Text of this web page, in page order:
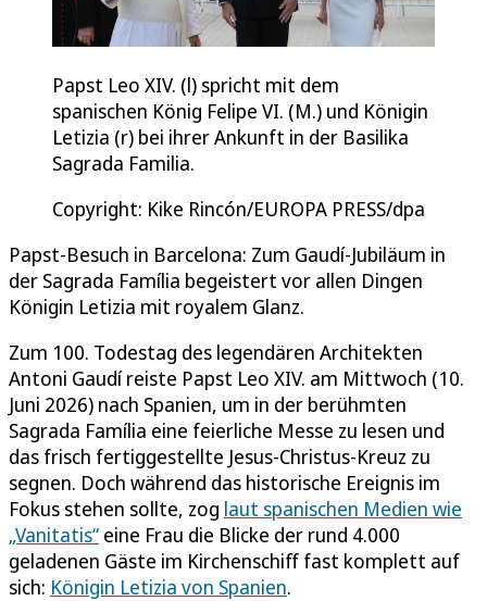
Papst Leo XIV. (l) spricht mit dem
spanischen König Felipe VI. (M.) und Königin
Letizia (r) bei ihrer Ankunft in der Basilika
Sagrada Familia.
Copyright: Kike Rincón/EUROPA PRESS/dpa
Papst-Besuch in Barcelona: Zum Gaudí-Jubiläum in
der Sagrada Família begeistert vor allen Dingen
Königin Letizia mit royalem Glanz.
Zum 100. Todestag des legendären Architekten
Antoni Gaudí reiste Papst Leo XIV. am Mittwoch (10.
Juni 2026) nach Spanien, um in der berühmten
Sagrada Família eine feierliche Messe zu lesen und
das frisch fertiggestellte Jesus-Christus-Kreuz zu
segnen. Doch während das historische Ereignis im
Fokus stehen sollte, zog laut spanischen Medien wie
„Vanitatis“ eine Frau die Blicke der rund 4.000
geladenen Gäste im Kirchenschiff fast komplett auf
sich: Königin Letizia von Spanien.